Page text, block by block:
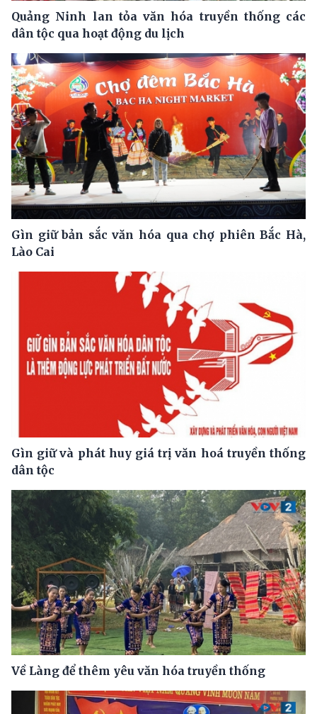
Quảng Ninh lan tỏa văn hóa truyền thống các
dân tộc qua hoạt động du lịch
Gìn giữ bản sắc văn hóa qua chợ phiên Bắc Hà,
Lào Cai
Gìn giữ và phát huy giá trị văn hoá truyền thống
dân tộc
Về Làng để thêm yêu văn hóa truyền thống